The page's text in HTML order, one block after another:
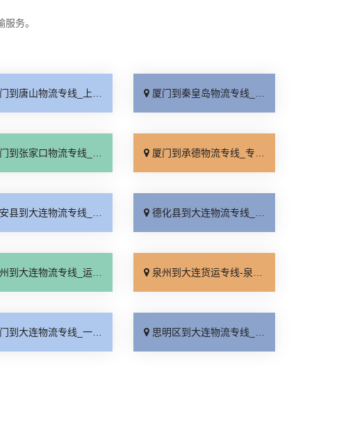
务。
唐山物流专线_上门提货「准时准点」 厦门到秦皇岛物流专线_高速快运「整车配货」
张家口物流专线_专线快运「运价查询」 厦门到承德物流专线_专线快运「零担配货」
到大连物流专线_要几天到「专业调车」 德化县到大连物流专线_限时必达「价格透明」
大连物流专线_运价查询「无需中转」 泉州到大连货运专线-泉州到大连物流公司_全程定位「门到门接送」
大连物流专线_一站式托运「整车配货」 思明区到大连物流专线_专业靠谱「费用多少」